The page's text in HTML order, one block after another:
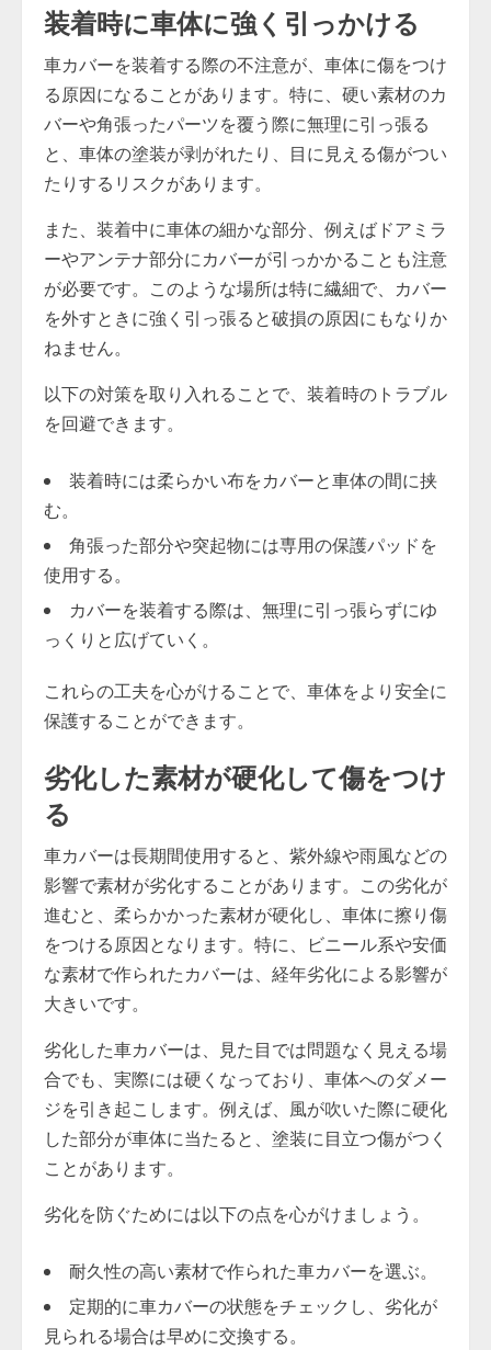
装着時に車体に強く引っかける
車カバーを装着する際の不注意が、車体に傷をつけ
る原因になることがあります。特に、硬い素材のカ
バーや角張ったパーツを覆う際に無理に引っ張る
と、車体の塗装が剥がれたり、目に見える傷がつい
たりするリスクがあります。
また、装着中に車体の細かな部分、例えばドアミラ
ーやアンテナ部分にカバーが引っかかることも注意
が必要です。このような場所は特に繊細で、カバー
を外すときに強く引っ張ると破損の原因にもなりか
ねません。
以下の対策を取り入れることで、装着時のトラブル
を回避できます。
装着時には柔らかい布をカバーと車体の間に挟
む。
角張った部分や突起物には専用の保護パッドを
使用する。
カバーを装着する際は、無理に引っ張らずにゆ
っくりと広げていく。
これらの工夫を心がけることで、車体をより安全に
保護することができます。
劣化した素材が硬化して傷をつけ
る
車カバーは長期間使用すると、紫外線や雨風などの
影響で素材が劣化することがあります。この劣化が
進むと、柔らかかった素材が硬化し、車体に擦り傷
をつける原因となります。特に、ビニール系や安価
な素材で作られたカバーは、経年劣化による影響が
大きいです。
劣化した車カバーは、見た目では問題なく見える場
合でも、実際には硬くなっており、車体へのダメー
ジを引き起こします。例えば、風が吹いた際に硬化
した部分が車体に当たると、塗装に目立つ傷がつく
ことがあります。
劣化を防ぐためには以下の点を心がけましょう。
耐久性の高い素材で作られた車カバーを選ぶ。
定期的に車カバーの状態をチェックし、劣化が
見られる場合は早めに交換する。